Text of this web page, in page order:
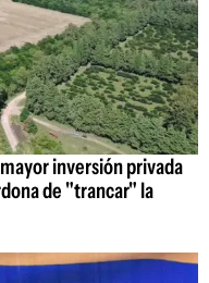
inversión privada
de "trancar" la